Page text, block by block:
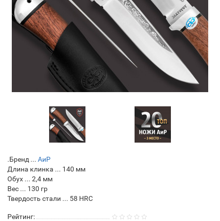
.Бренд ... АиР
Длина клинка ... 140 мм
Обух ... 2,4 мм
Вес ... 130 гр
Твердость стали ... 58 HRC
Рейтинг: